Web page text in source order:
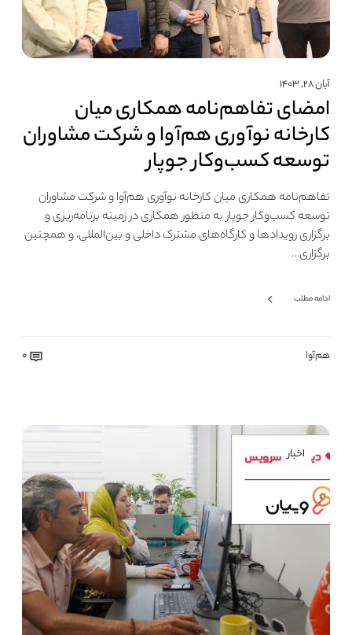
آبان ۲۸, ۱۴۰۳
امضای تفاهم‌نامه همکاری میان
کارخانه نوآوری هم‌آوا و شرکت مشاوران
توسعه کسب‌وکار جوپار
تفاهم‌نامه همکاری میان کارخانه نوآوری هم‌آوا و شرکت مشاوران
توسعه کسب‌وکار جوپار به منظور همکاری در زمینه برنامه‌ریزی و
برگزاری رویدادها و کارگاه‌های مشترک داخلی و بین‌المللی، و همچنین
برگزاری…
ادامه مطلب
هم‌آوا 0
اخبار